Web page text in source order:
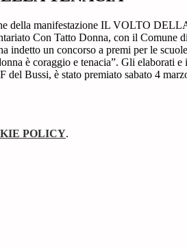
della manifestazione IL VOLTO
Con Tatto Donna, con il Comune
indetto un concorso a premi per le
è coraggio e tenacia”. Gli elaborati e
Bussi, è stato premiato sabato 4
POLICY.